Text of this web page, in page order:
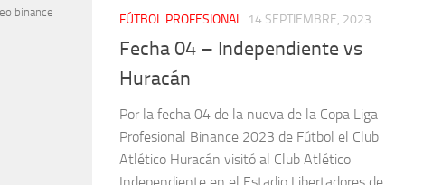
FÚTBOL PROFESIONAL 14 SEPTIEMBRE, 2023
Fecha 04 – Independiente vs
Huracán
Por la fecha 04 de la nueva de la Copa Liga
Profesional Binance 2023 de Fútbol el Club
Atlético Huracán visitó al Club Atlético
binance